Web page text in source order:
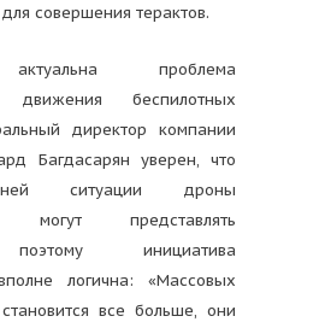
совершения терактов.
проблема
движения беспилотных
директор компании
Багдасарян уверен, что
ситуации дроны
могут представлять
инициатива
логична: «Массовых
все больше, они